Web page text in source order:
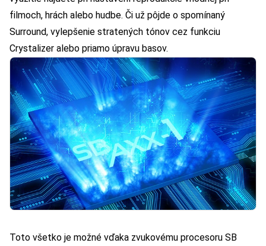
filmoch, hrách alebo hudbe. Či už pôjde o spomínaný
Surround, vylepšenie stratených tónov cez funkciu
Crystalizer alebo priamo úpravu basov.
Toto všetko je možné vďaka zvukovému procesoru SB